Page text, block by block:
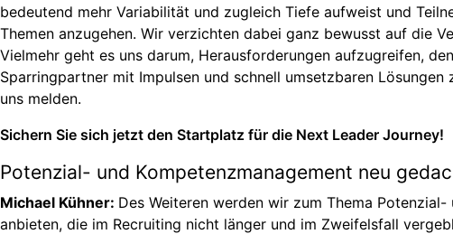
bedeutend mehr Variabilität und zugleich Tiefe aufweist und
Themen anzugehen. Wir verzichten dabei ganz bewusst auf die
Vielmehr geht es uns darum, Herausforderungen aufzugreifen,
Sparringpartner mit Impulsen und schnell umsetzbaren
uns melden.
Sichern Sie sich jetzt den Startplatz für die Next Leader Journey!
Potenzial- und Kompetenzmanagement neu
Michael Kühner: Des Weiteren werden wir zum Thema
anbieten, die im Recruiting nicht länger und im Zweifelsfall